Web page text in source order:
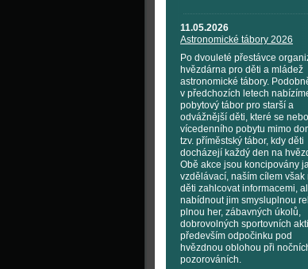
11.05.2026
Astronomické tábory 2026
Po dvouleté přestávce
hvězdárna pro děti a mládež
astronomické tábory.
v předchozích letech
pobytový tábor pro starší a
odvážnější děti, které se
vícedenního pobytu mimo
tzv. příměstský tábor, kdy děti
docházejí každý den na
Obě akce jsou koncipovány
vzdělávací, naším cílem však
děti zahlcovat informacemi,
nabídnout jim smysluplnou
plnou her, zábavných úkolů,
dobrovolných sportovních
především odpočinku pod
hvězdnou oblohou při
pozorováních.